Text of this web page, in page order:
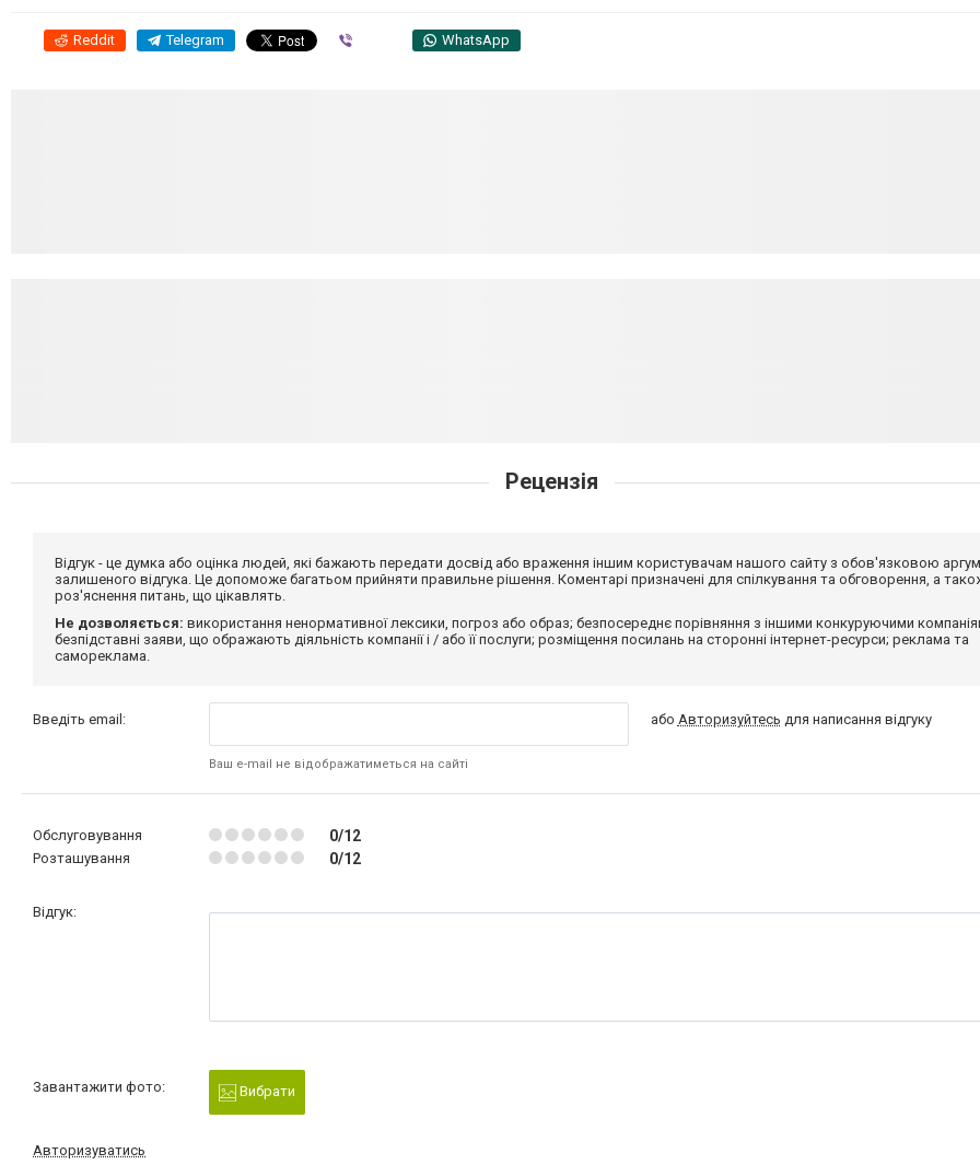
Reddit Telegram WhatsApp
Рецензія
Відгук - це думка або оцінка людей, які бажають передати досвід або враження іншим користувачам нашого сайту з обов'язковою
залишеного відгука. Це допоможе багатьом прийняти правильне рішення. Коментарі призначені для спілкування та обговорення, а
роз'яснення питань, що цікавлять.
Не дозволяється: використання ненормативної лексики, погроз або образ; безпосереднє порівняння з іншими конкуруючими
безпідставні заяви, що ображають діяльність компанії і / або її послуги; розміщення посилань на сторонні інтернет-ресурси; реклама та
самореклама.
Введіть email:
Ваш e-mail не відображатиметься на сайті
або Авторизуйтесь для написання відгуку
Обслуговування 0/12
Розташування 0/12
Відгук:
Завантажити фото: Вибрати
Авторизуватись